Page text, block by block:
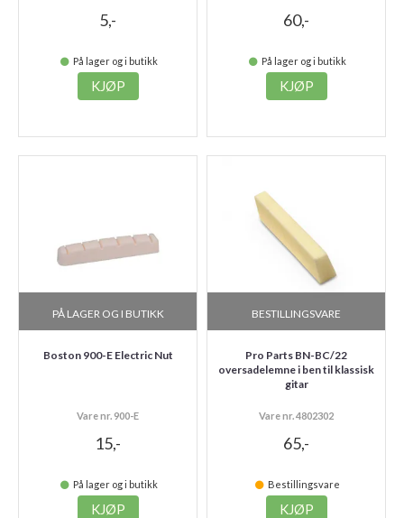
5,-
På lager og i butikk
KJØP
60,-
På lager og i butikk
KJØP
PÅ LAGER OG I BUTIKK
Boston 900-E Electric Nut
Vare nr. 900-E
15,-
På lager og i butikk
KJØP
BESTILLINGSVARE
Pro Parts BN-BC/22
oversadelemne i ben til klassisk
gitar
Vare nr. 4802302
65,-
Bestillingsvare
KJØP